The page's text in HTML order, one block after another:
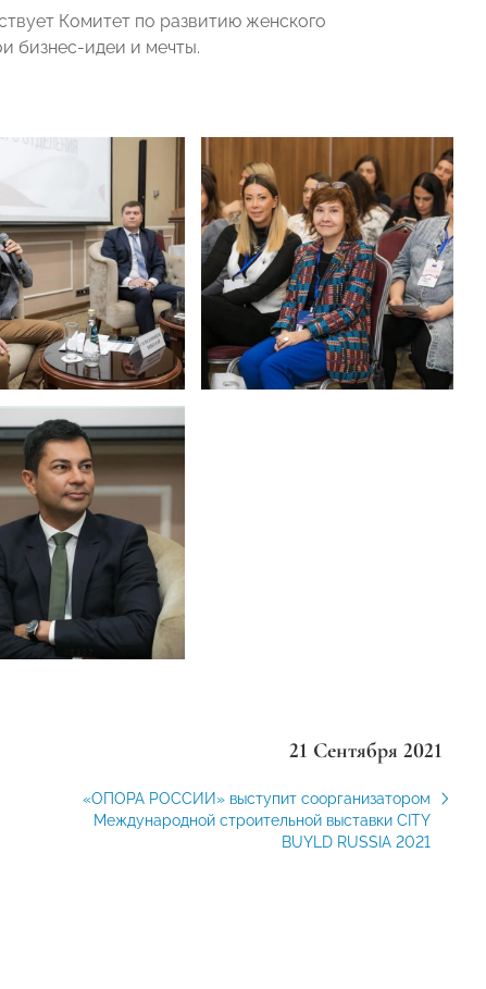
Комитет по развитию женского
бизнес-идеи и мечты.
21 Сентября 2021
«ОПОРА РОССИИ» выступит соорганизатором
Международной строительной выставки CITY
BUYLD RUSSIA 2021